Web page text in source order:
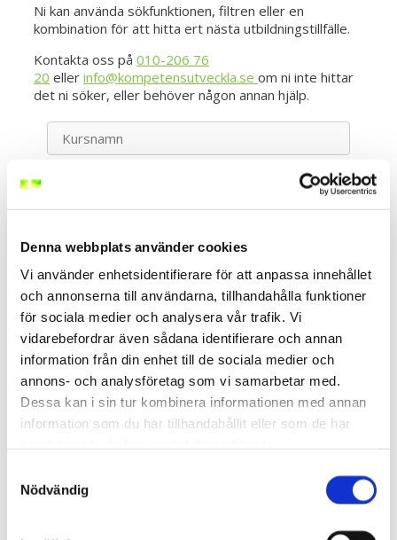
Denna webbplats använder cookies
Vi använder enhetsidentifierare för att anpassa innehållet
och annonserna till användarna, tillhandahålla funktioner
för sociala medier och analysera vår trafik. Vi
vidarebefordrar även sådana identifierare och annan
information från din enhet till de sociala medier och
annons- och analysföretag som vi samarbetar med.
Dessa kan i sin tur kombinera informationen med annan
information som du har tillhandahållit eller som de har
Nödvändig
Ni kan använda sökfunktionen, filtren eller en
kombination för att hitta ert nästa utbildningstillfälle.
Kontakta oss på 010-206 76
20 eller info@kompetensutveckla.se om ni inte hittar
det ni söker, eller behöver någon annan hjälp.
BAS P/U - Byggarbetsmiljösamordnare (2 dagar)
Välj Typ av Utbildning
Välj Ort eller Webbutbildning
▲ Dölj filter
< /9 >
dagar)